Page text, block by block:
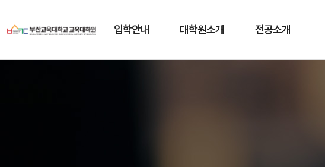
입학안내 대학원소개 전공소개